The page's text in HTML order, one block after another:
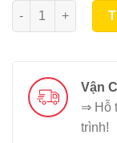
Dulux Ambiance
Vận
⇒ Hỗ
trình!